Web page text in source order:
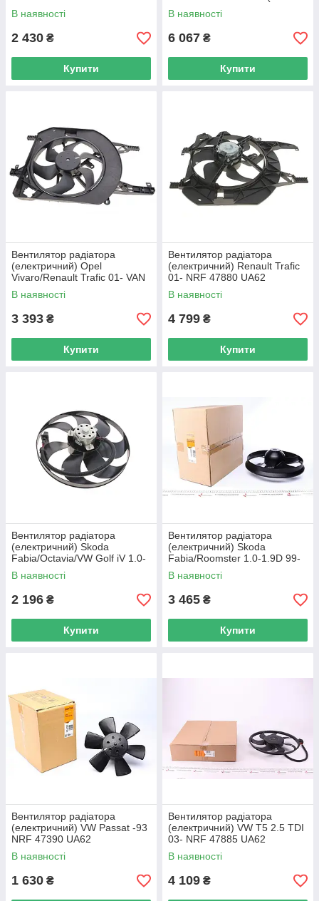
47384 UA62
В наявності
2 430 ₴
Купити
дифузором) NRF 47029 UA62
В наявності
6 067 ₴
Купити
Вентилятор радіатора
(електричний) Opel
Vivaro/Renault Trafic 01- VAN
WEZEL 4394746 UA62
В наявності
3 393 ₴
Купити
Вентилятор радіатора
(електричний) Renault Trafic
01- NRF 47880 UA62
В наявності
4 799 ₴
Купити
Вентилятор радіатора
(електричний) Skoda
Fabia/Octavia/VW Golf iV 1.0-
1.4 16V 99-07 NRF 47204
UA62
В наявності
2 196 ₴
Купити
Вентилятор радіатора
(електричний) Skoda
Fabia/Roomster 1.0-1.9D 99-
NRF 47876 UA62
В наявності
3 465 ₴
Купити
Вентилятор радіатора
(електричний) VW Passat -93
NRF 47390 UA62
В наявності
1 630 ₴
Вентилятор радіатора
(електричний) VW T5 2.5 TDI
03- NRF 47885 UA62
В наявності
4 109 ₴